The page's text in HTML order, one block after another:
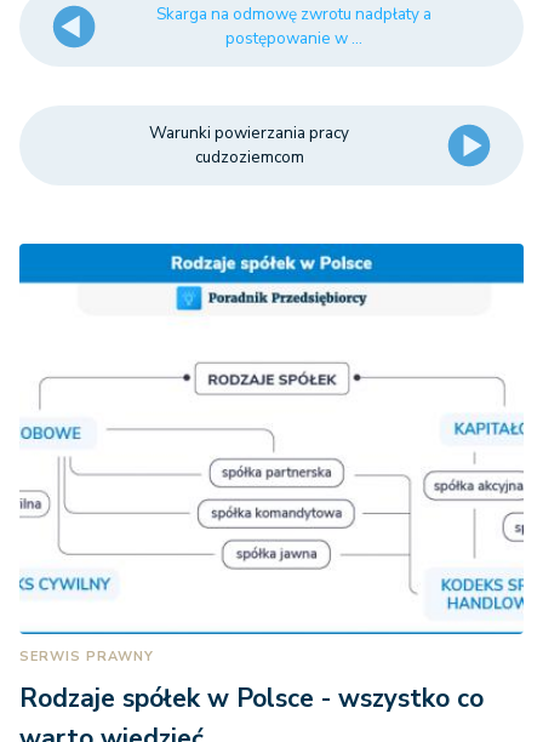
Skarga na odmowę zwrotu nadpłaty a
postępowanie w ...
Warunki powierzania pracy
cudzoziemcom
SERWIS PRAWNY
Rodzaje spółek w Polsce - wszystko co